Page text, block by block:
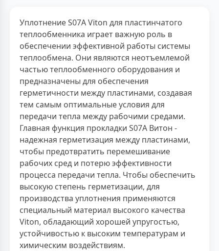
Уплотнение S07A Viton для пластинчатого
теплообменника играет важную роль в
обеспечении эффективной работы системы
теплообмена. Они являются неотъемлемой
частью теплообменного оборудования и
предназначены для обеспечения
герметичности между пластинами, создавая
тем самым оптимальные условия для
передачи тепла между рабочими средами.
Главная функция прокладки S07A Витон -
надежная герметизация между пластинами,
чтобы предотвратить перемешивание
рабочих сред и потерю эффективности
процесса передачи тепла. Чтобы обеспечить
высокую степень герметизации, для
производства уплотнения применяются
специальный материал высокого качества
Viton, обладающий хорошей упругостью,
устойчивостью к высоким температурам и
химическим воздействиям.